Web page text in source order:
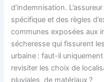
d’indemnisation.
spécifique et des règles
communes exposées aux
sécheresse qui fissurent
urbaine : faut-il
revisiter les choix de
pluviales, de matériaux ?